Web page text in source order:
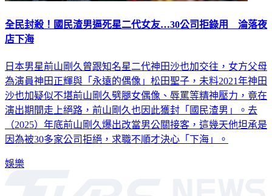
全民封殺！國民渣男逼死星二代女友…30公司拒錄用 淪落夜
店下海
日本男星前山剛久曾跟知名星二代神田沙也加交往，女方父母
為演員神田正輝與「永遠的偶像」松田聖子，未料2021年神田
沙也加疑似不堪前山剛久劈腿女偶像、辱罵等精神壓力，竟在
演出期間走上絕路，前山剛久也因此獲封「國民渣男」。去
（2025）年底前山剛久爆出改當男公關接客，這幾天他坦承是
因為被30多家公司拒絕，求職不順才決心「下海」。
娛樂